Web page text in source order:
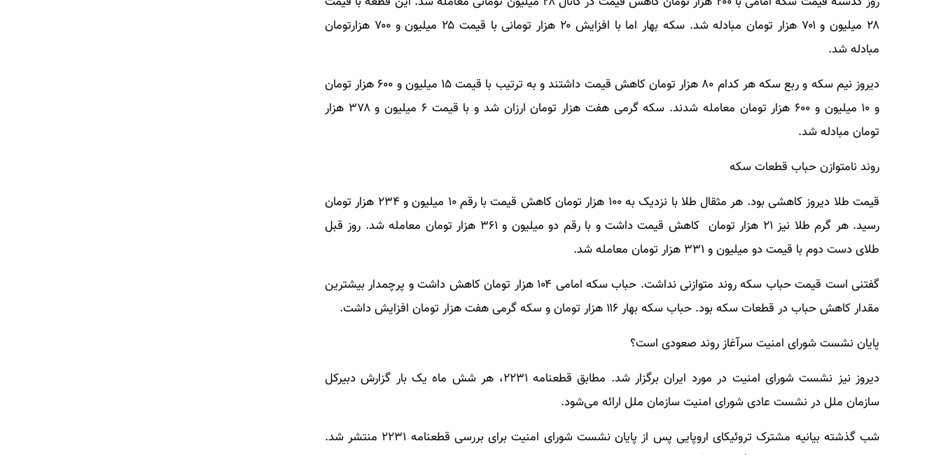
۲۸ میلیون و ۷۰۱ هزار تومان مبادله شد. سکه بهار اما با افزایش ۲۰ هزار تومانی با قیمت ۲۵ میلیون و ۷۰۰ هزارتومان
مبادله شد.
دیروز نیم سکه و ربع سکه هر کدام ۸۰ هزار تومان کاهش قیمت داشتند و به ترتیب با قیمت ۱۵ میلیون و ۶۰۰ هزار تومان
و ۱۰ میلیون و ۶۰۰ هزار تومان معامله شدند. سکه گرمی هفت هزار تومان ارزان شد و با قیمت ۶ میلیون و ۳۷۸ هزار
تومان مبادله شد.
روند نامتوازن حباب قطعات سکه
قیمت طلا دیروز کاهشی بود. هر مثقال طلا با نزدیک به ۱۰۰ هزار تومان کاهش قیمت با رقم ۱۰ میلیون و ۲۳۴ هزار تومان
رسید. هر گرم طلا نیز ۲۱ هزار تومان کاهش قیمت داشت و با رقم دو میلیون و ۳۶‍۱ هزار تومان معامله شد. روز قبل
طلای دست دوم با قیمت دو میلیون و ۳۳۱ هزار تومان معامله شد.
گفتنی است قیمت حباب سکه روند متوازنی نداشت. حباب سکه امامی ۱۰۴ هزار تومان کاهش داشت و پرچمدار بیشترین
مقدار کاهش حباب در قطعات سکه بود. حباب سکه بهار ۱۱۶ هزار تومان و سکه گرمی هفت هزار تومان افزایش داشت.
پایان نشست شورای امنیت سرآغاز روند صعودی است؟
دیروز نیز نشست شورای امنیت در مورد ایران برگزار شد. مطابق قطعنامه ۲۲۳۱، هر شش ماه یک بار گزارش دبیرکل
سازمان ملل در نشست عادی شورای امنیت سازمان ملل ارائه می‌شود.
شب گذشته بیانیه مشترک تروئیکای اروپایی پس از پایان نشست شورای امنیت برای بررسی قطعنامه ۲۲۳۱ منتشر شد.